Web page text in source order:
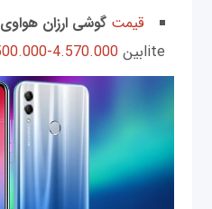
قیمتگوشی ارزان هواوی
liteبین
4.570.000-4.9500.000 تومان